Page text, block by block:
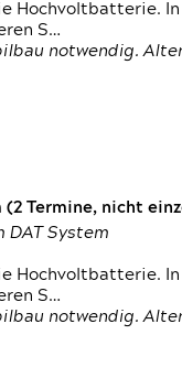
Hochvoltbatterie.
S…
notwendig.
Termine, nicht
DAT System
Hochvoltbatterie.
S…
notwendig.